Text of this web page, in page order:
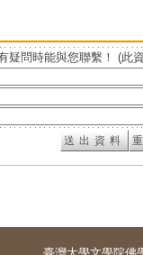
疑問時能與您聯繫！ (此